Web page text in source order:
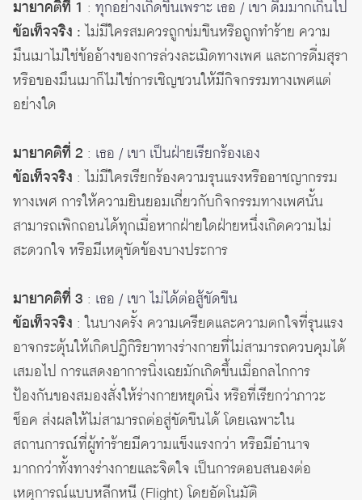
มายาคติที่ 1 : ทุกอย่างเกิดขึ้นเพราะ เธอ / เขา ดื่มมากเกินไป
ข้อเท็จจริง : ไม่มีใครสมควรถูกข่มขืนหรือถูกทำร้าย ความ
มึนเมาไม่ใช่ข้ออ้างของการล่วงละเมิดทางเพศ และการดื่มสุรา
หรือของมึนเมาก็ไม่ใช่การเชิญชวนให้มีกิจกรรมทางเพศแต่
อย่างใด
มายาคติที่ 2 : เธอ / เขา เป็นฝ่ายเรียกร้องเอง
ข้อเท็จจริง : ไม่มีใครเรียกร้องความรุนแรงหรืออาชญากรรม
ทางเพศ การให้ความยินยอมเกี่ยวกับกิจกรรมทางเพศนั้น
สามารถเพิกถอนได้ทุกเมื่อหากฝ่ายใดฝ่ายหนึ่งเกิดความไม่
สะดวกใจ หรือมีเหตุขัดข้องบางประการ
มายาคติที่ 3 : เธอ / เขา ไม่ได้ต่อสู้ขัดขืน
ข้อเท็จจริง : ในบางครั้ง ความเครียดและความตกใจที่รุนแรง
อาจกระตุ้นให้เกิดปฏิกิริยาทางร่างกายที่ไม่สามารถควบคุมได้
เสมอไป การแสดงอาการนิ่งเฉยมักเกิดขึ้นเมื่อกลไกการ
ป้องกันของสมองสั่งให้ร่างกายหยุดนิ่ง หรือที่เรียกว่าภาวะ
ช็อค ส่งผลให้ไม่สามารถต่อสู่ขัดขืนได้ โดยเฉพาะใน
สถานการณ์ที่ผู้ทำร้ายมีความแข็งแรงกว่า หรือมีอำนาจ
มากกว่าทั้งทางร่างกายและจิตใจ เป็นการตอบสนองต่อ
เหตุการณ์แบบหลีกหนี (Flight) โดยอัตโนมัติ